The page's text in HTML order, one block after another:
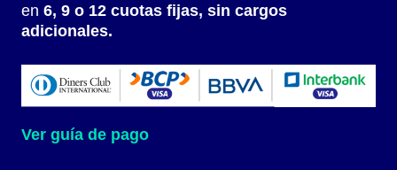
en 6, 9 o 12 cuotas fijas, sin cargos
adicionales.
Ver guía de pago